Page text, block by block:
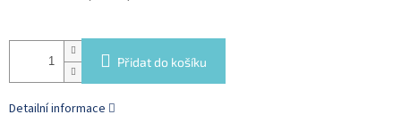
Přidat do košíku
Detailní informace